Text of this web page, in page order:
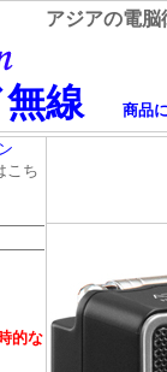
アジアの電
無線 商品